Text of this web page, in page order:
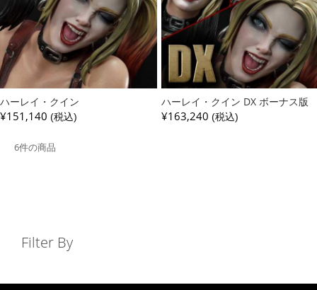
ハーレイ・クイン
¥151,140 (税込)
ハーレイ・クイン DX ボーナス版
¥163,240 (税込)
6件の商品
Filter By